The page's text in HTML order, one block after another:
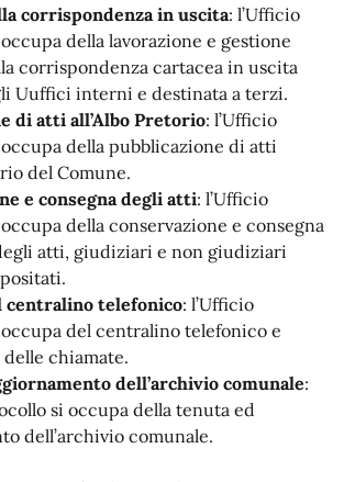
corrispondenza in uscita: l’Ufficio
della lavorazione e gestione
corrispondenza cartacea in uscita
Uuffici interni e destinata a terzi.
di atti all’Albo Pretorio: l’Ufficio
della pubblicazione di atti
del Comune.
e consegna degli atti: l’Ufficio
della conservazione e consegna
atti, giudiziari e non giudiziari
centralino telefonico: l’Ufficio
del centralino telefonico e
chiamate.
dell’archivio comunale:
si occupa della tenuta ed
dell’archivio comunale.